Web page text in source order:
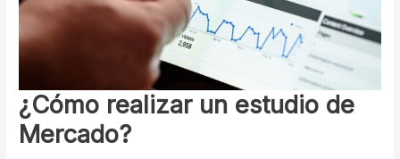
¿Cómo realizar un estudio de
Mercado?